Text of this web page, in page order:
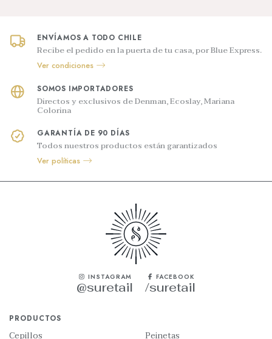
ENVÍAMOS A TODO CHILE
Recibe el pedido en la puerta de tu casa, por Blue Express.
Ver condiciones
SOMOS IMPORTADORES
Directos y exclusivos de Denman, Ecoslay, Mariana
Colorina
GARANTÍA DE 90 DÍAS
Todos nuestros productos están garantizados
Ver políticas
INSTAGRAM
@suretail
FACEBOOK
/suretail
PRODUCTOS
Cepillos Peinetas